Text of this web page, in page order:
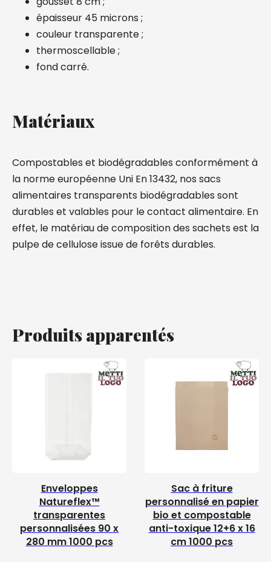
épaisseur 45 microns ;
couleur transparente ;
thermoscellable ;
fond carré.
Matériaux
Compostables et biodégradables conformément à
la norme européenne Uni En 13432, nos sacs
alimentaires transparents biodégradables sont
durables et valables pour le contact alimentaire. En
effet, le matériau de composition des sachets est la
pulpe de cellulose issue de forêts durables.
Produits apparentés
Enveloppes
Natureflex™
transparentes
personnalisées 90 x
280 mm 1000 pcs
Sac à friture
personnalisé en papier
bio et compostable
anti-toxique 12+6 x 16
cm 1000 pcs